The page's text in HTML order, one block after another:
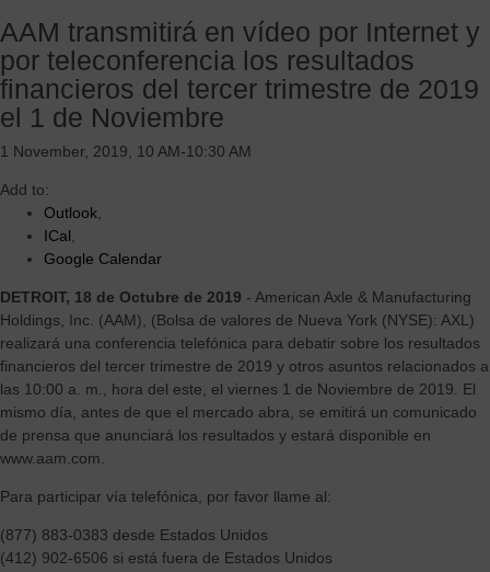
AAM transmitirá en vídeo por Internet y
por teleconferencia los resultados
financieros del tercer trimestre de 2019
el 1 de Noviembre
1 November, 2019, 10 AM-10:30 AM
Add to:
Outlook
ICal
Google Calendar
DETROIT, 18 de Octubre de 2019 - American Axle & Manufacturing
Holdings, Inc. (AAM), (Bolsa de valores de Nueva York (NYSE): AXL)
realizará una conferencia telefónica para debatir sobre los resultados
financieros del tercer trimestre de 2019 y otros asuntos relacionados a
las 10:00 a. m., hora del este, el viernes 1 de Noviembre de 2019. El
mismo día, antes de que el mercado abra, se emitirá un comunicado
de prensa que anunciará los resultados y estará disponible en
www.aam.com.
Para participar vía telefónica, por favor llame al:
(877) 883-0383 desde Estados Unidos
(412) 902-6506 si está fuera de Estados Unidos